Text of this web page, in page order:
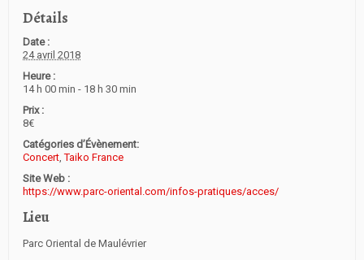
Détails
Date :
24 avril 2018
Heure :
14 h 00 min - 18 h 30 min
Prix :
8€
Catégories d’Évènement:
Concert,Taiko France
Site Web :
https://www.parc-oriental.com/infos-pratiques/acces/
Lieu
Parc Oriental de Maulévrier